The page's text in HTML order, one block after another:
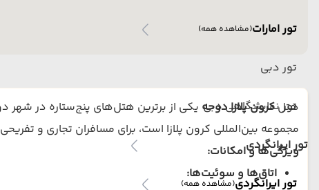
تور امارات(مشاهده همه)
تور دبی
تور نمایشگاهی دبی
تور ایرانگردی
تور ایرانگردی(مشاهده همه)
هتلکرون پلازا دوحه یکی از برترین هتل‌های پنج‌ستاره در
مجموعه بین‌المللی کرون پلازا است، برای مسافران تجاری و
ویژگی‌ها و امکانات:
اتاق‌ها و سوئیت‌ها: